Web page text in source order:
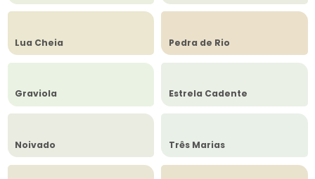
Lua Cheia Pedra de Rio
Graviola Estrela Cadente
Noivado Três Marias